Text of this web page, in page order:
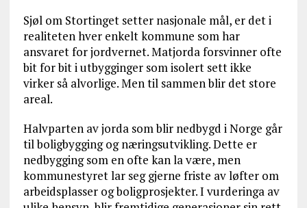
Sjøl om Stortinget setter nasjonale mål, er det i
realiteten hver enkelt kommune som har
ansvaret for jordvernet. Matjorda forsvinner ofte
bit for bit i utbygginger som isolert sett ikke
virker så alvorlige. Men til sammen blir det store
areal.
Halvparten av jorda som blir nedbygd i Norge går
til boligbygging og næringsutvikling. Dette er
nedbygging som en ofte kan la være, men
kommunestyret lar seg gjerne friste av løfter om
arbeidsplasser og boligprosjekter. I vurderinga av